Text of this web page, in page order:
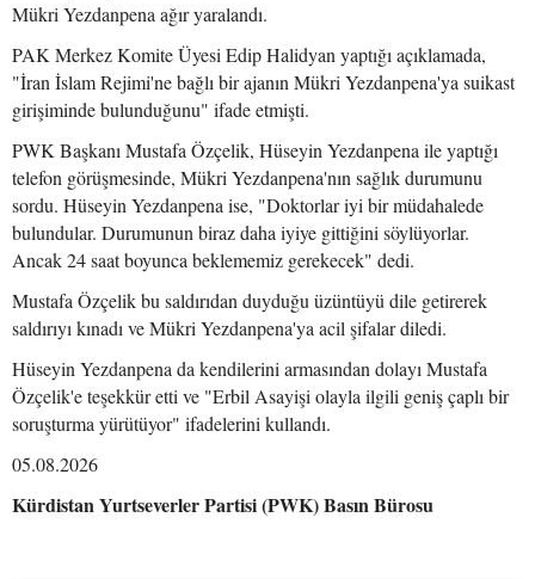
Mükri Yezdanpena ağır yaralandı.
PAK Merkez Komite Üyesi Edip Halidyan yaptığı açıklamada,
"İran İslam Rejimi'ne bağlı bir ajanın Mükri Yezdanpena'ya suikast
girişiminde bulunduğunu" ifade etmişti.
PWK Başkanı Mustafa Özçelik, Hüseyin Yezdanpena ile yaptığı
telefon görüşmesinde, Mükri Yezdanpena'nın sağlık durumunu
sordu. Hüseyin Yezdanpena ise, "Doktorlar iyi bir müdahalede
bulundular. Durumunun biraz daha iyiye gittiğini söylüyorlar.
Ancak 24 saat boyunca beklememiz gerekecek" dedi.
Mustafa Özçelik bu saldırıdan duyduğu üzüntüyü dile getirerek
saldırıyı kınadı ve Mükri Yezdanpena'ya acil şifalar diledi.
Hüseyin Yezdanpena da kendilerini armasından dolayı Mustafa
Özçelik'e teşekkür etti ve "Erbil Asayişi olayla ilgili geniş çaplı bir
soruşturma yürütüyor" ifadelerini kullandı.
05.08.2026
Kürdistan Yurtseverler Partisi (PWK) Basın Bürosu